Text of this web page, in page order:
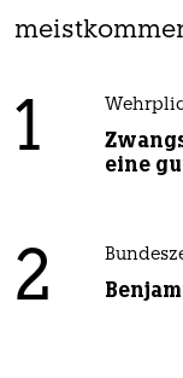
1
eine
2